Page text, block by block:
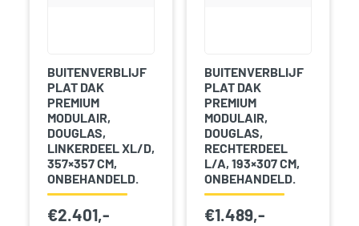
BUITENVERBLIJF
PLAT DAK
PREMIUM
MODULAIR,
DOUGLAS,
LINKERDEEL XL/D,
357×357 CM,
ONBEHANDELD.
€2.401,-
BUITENVERBLIJF
PLAT DAK
PREMIUM
MODULAIR,
DOUGLAS,
RECHTERDEEL
L/A, 193×307 CM,
ONBEHANDELD.
€1.489,-